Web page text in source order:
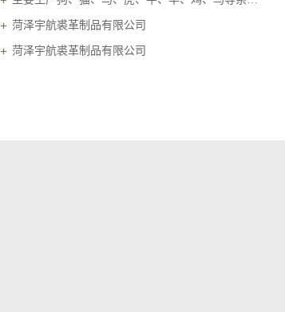
菏泽宇航裘革制品有限公司
菏泽宇航裘革制品有限公司